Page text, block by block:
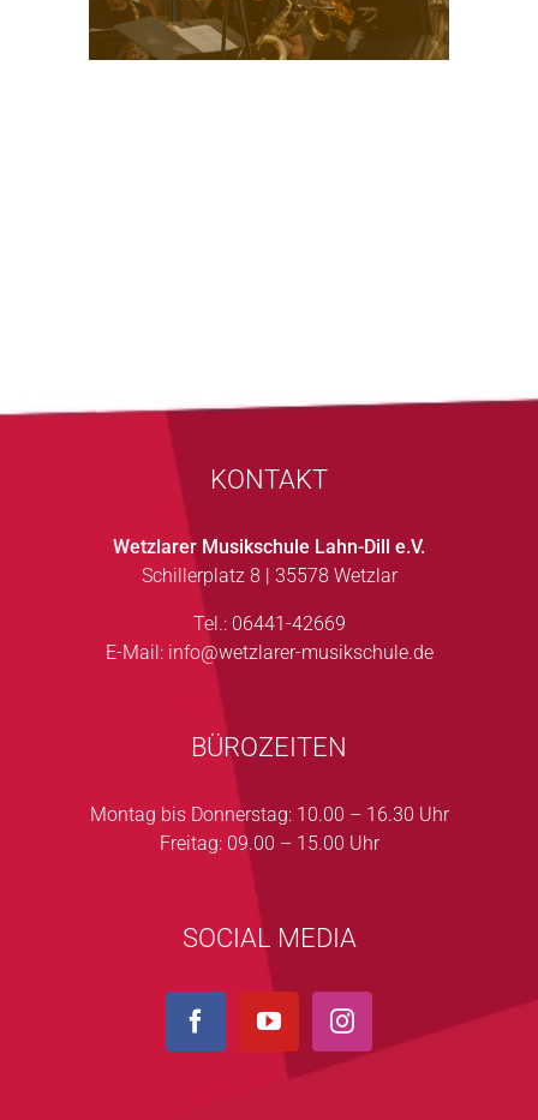
KONTAKT
Wetzlarer Musikschule Lahn-Dill e.V.
Schillerplatz 8 | 35578 Wetzlar
Tel.: 06441-42669
E-Mail: info@wetzlarer-musikschule.de
BÜROZEITEN
Montag bis Donnerstag: 10.00 – 16.30 Uhr
Freitag: 09.00 – 15.00 Uhr
SOCIAL MEDIA